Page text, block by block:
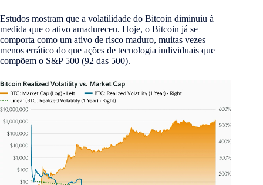
Estudos mostram que a volatilidade do Bitcoin diminuiu à
medida que o ativo amadureceu. Hoje, o Bitcoin já se
comporta como um ativo de risco maduro, muitas vezes
menos errático do que ações de tecnologia individuais que
compõem o S&P 500 (92 das 500).